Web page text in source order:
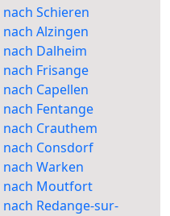
Schieren
Alzingen
Dalheim
Frisange
Capellen
Fentange
Crauthem
Consdorf
Warken
nach Moutfort
Redange-sur-